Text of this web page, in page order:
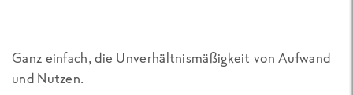
Ganz einfach, die Unverhältnismäßigkeit von Aufwand
und Nutzen.